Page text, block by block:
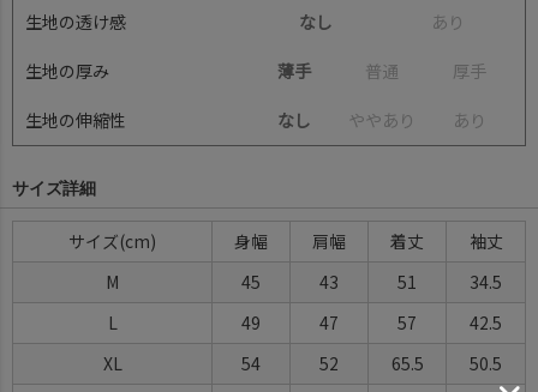
生地の透け感 なし あ り
生地の厚み 薄手 普通 厚手
生地の伸縮性 なし ややあ り あ り
サイズ詳細
サイズ 身幅 肩幅 着丈
袖丈
M
45 43 51
34.5
L
49 47 57
42.5
XL
54 52 65.5
50.5